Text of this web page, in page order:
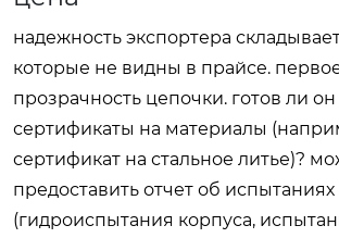
надежность экспортера
которые не видны в прайсе.
прозрачность цепочки. готов ли он
сертификаты на материалы
сертификат на стальное литье)?
предоставить отчет об испытаниях
(гидроиспытания корпуса,